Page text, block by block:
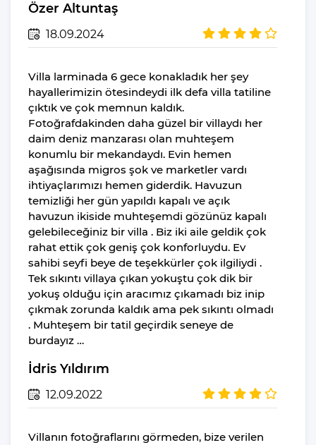
Saç Kurutma
Makinesi
Ütü Masası
Nevresimler
Çarşaflar
Elektrikli Süpürge
Dahil Olmayanlar
Şampuan
El Sabunu
Bulaşık Deterjanı
Bulaşık Makinesi
Deterjanı
Çamaşır Makinesi
Deterjanı
Yiyecek Ve Içecek
Özer Altuntaş
18.09.2024
Villa larminada 6 gece konakladık her şey
hayallerimizin ötesindeydi ilk defa villa tatiline
çıktık ve çok memnun kaldık.
Fotoğrafdakinden daha güzel bir villaydı her
daim deniz manzarası olan muhteşem
konumlu bir mekandaydı. Evin hemen
aşağısında migros şok ve marketler vardı
ihtiyaçlarımızı hemen giderdik. Havuzun
temizliği her gün yapıldı kapalı ve açık
havuzun ikiside muhteşemdi gözünüz kapalı
gelebileceğiniz bir villa . Biz iki aile geldik çok
rahat ettik çok geniş çok konforluydu. Ev
sahibi seyfi beye de teşekkürler çok ilgiliydi .
Tek sıkıntı villaya çıkan yokuştu çok dik bir
yokuş olduğu için aracımız çıkamadı biz inip
çıkmak zorunda kaldık ama pek sıkıntı olmadı
. Muhteşem bir tatil geçirdik seneye de
burdayız …
İdris Yıldırım
12.09.2022
Villanın fotoğraflarını görmeden, bize verilen